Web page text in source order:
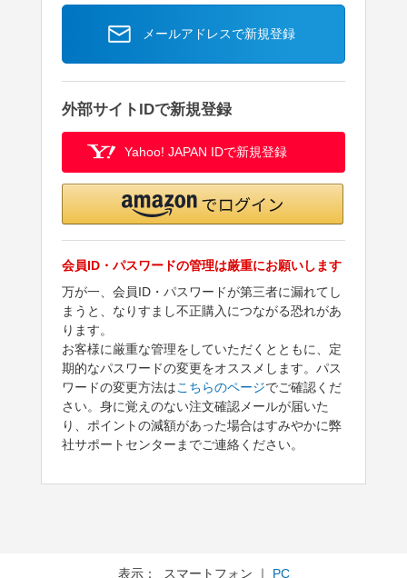
メールアドレスで新規登録
外部サイトIDで新規登録
Yahoo! JAPAN IDで新規登録
会員ID・パスワードの管理は厳重にお願いします
万が一、会員ID・パスワードが第三者に漏れてし
まうと、なりすまし不正購入につながる恐れがあ
ります。
お客様に厳重な管理をしていただくとともに、定
期的なパスワードの変更をオススメします。パス
ワードの変更方法はこちらのページでご確認くだ
さい。身に覚えのない注文確認メールが届いた
り、ポイントの減額があった場合はすみやかに弊
社サポートセンターまでご連絡ください。
表示： スマートフォン ｜ PC